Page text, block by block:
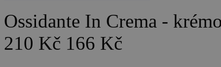
Ossidante In Crema -
210 Kč 166 Kč